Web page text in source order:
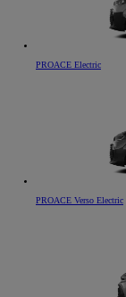
PROACE Electric
PROACE Verso Electric